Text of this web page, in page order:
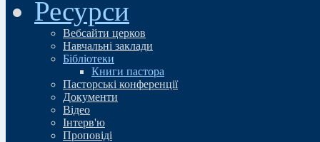
Ресурси
Вебсайти церков
Навчальні заклади
Бібліотеки
Книги пастора
Пасторські конференції
Документи
Відео
Iнтерв'ю
Проповіді